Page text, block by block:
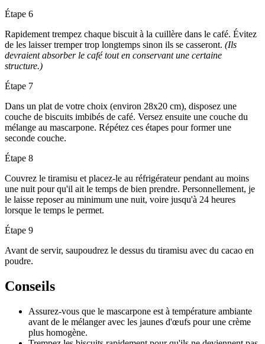
Étape 6
Rapidement trempez chaque biscuit à la cuillère dans le café. Évitez
de les laisser tremper trop longtemps sinon ils se casseront. (Ils
devraient absorber le café tout en conservant une certaine
structure.)
Étape 7
Dans un plat de votre choix (environ 28x20 cm), disposez une
couche de biscuits imbibés de café. Versez ensuite une couche du
mélange au mascarpone. Répétez ces étapes pour former une
seconde couche.
Étape 8
Couvrez le tiramisu et placez-le au réfrigérateur pendant au moins
une nuit pour qu'il ait le temps de bien prendre. Personnellement, je
le laisse reposer au minimum une nuit, voire jusqu'à 24 heures
lorsque le temps le permet.
Étape 9
Avant de servir, saupoudrez le dessus du tiramisu avec du cacao en
poudre.
Conseils
Assurez-vous que le mascarpone est à température ambiante
avant de le mélanger avec les jaunes d'œufs pour une crème
plus homogène.